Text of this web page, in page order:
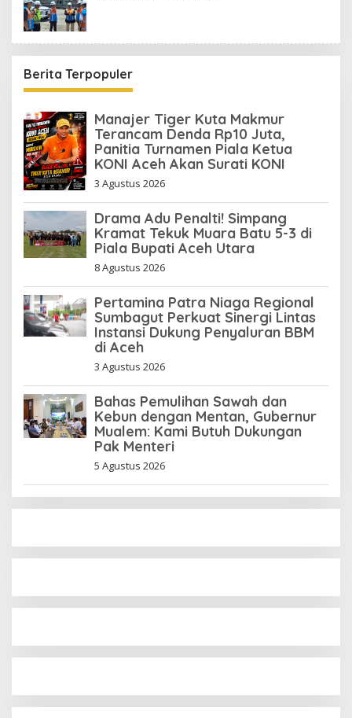
Berita Terpopuler
Manajer Tiger Kuta Makmur
Terancam Denda Rp10 Juta,
Panitia Turnamen Piala Ketua
KONI Aceh Akan Surati KONI
3 Agustus 2026
Drama Adu Penalti! Simpang
Kramat Tekuk Muara Batu 5-3 di
Piala Bupati Aceh Utara
8 Agustus 2026
Pertamina Patra Niaga Regional
Sumbagut Perkuat Sinergi Lintas
Instansi Dukung Penyaluran BBM
di Aceh
3 Agustus 2026
Bahas Pemulihan Sawah dan
Kebun dengan Mentan, Gubernur
Mualem: Kami Butuh Dukungan
Pak Menteri
5 Agustus 2026